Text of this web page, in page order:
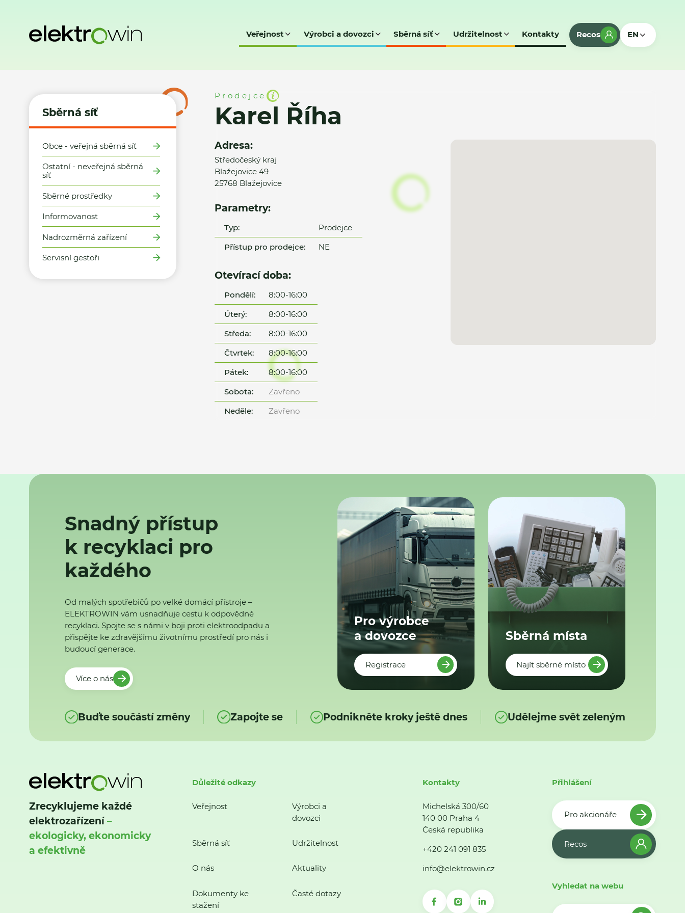
Veřejnost Výrobci a dovozci Sběrná síť Udržitelnost Kontakty Recos EN
Sběrná síť
Obce - veřejná sběrná síť
Ostatní - neveřejná sběrná
síť
Sběrné prostředky
Informovanost
Nadrozměrná zařízení
Servisní gestoři
Prodejce
Karel Říha
Adresa:
Středočeský kraj
Blažejovice 49
25768 Blažejovice
Parametry:
Typ:
Prodejce
Přístup pro prodejce:
NE
Otevírací doba:
Pondělí:
8:00-16:00
Úterý:
8:00-16:00
Středa:
8:00-16:00
Čtvrtek:
8:00-16:00
Pátek:
8:00-16:00
Sobota:
Zavřeno
Neděle:
Zavřeno
Snadný přístup
k recyklaci pro
každého
Od malých spotřebičů po velké domácí přístroje –
ELEKTROWIN vám usnadňuje cestu k odpovědné
recyklaci. Spojte se s námi v boji proti elektroodpadu a
přispějte ke zdravějšímu životnímu prostředí pro nás i
budoucí generace.
Více o nás
Pro výrobce
a dovozce
Registrace
Sběrná místa
Najít sběrné místo
Buďte součástí změny Zapojte se Podnikněte kroky ještě dnes Udělejme svět zeleným
Zrecyklujeme každé
elektrozařízení–
ekologicky, ekonomicky
a efektivně
Důležité odkazy
Veřejnost
Výrobci a
dovozci
Sběrná síť Udržitelnost
O nás Aktuality
Dokumenty ke
stažení
Časté dotazy
Kontakty
Michelská 300/60
140 00 Praha 4
Česká republika
+420 241 091 835
info@elektrowin.cz
Přihlášení
Pro akcionáře
Recos
Vyhledat na webu